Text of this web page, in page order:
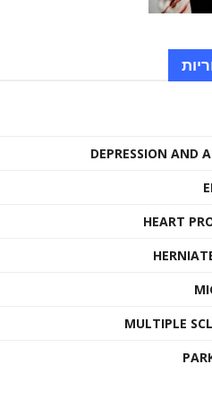
DEPRESSION AND
HEART
MULTIPLE